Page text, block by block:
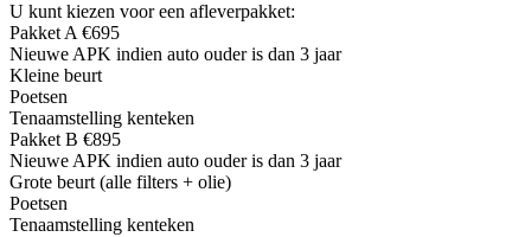
U kunt kiezen voor een afleverpakket:
Pakket A €695
Nieuwe APK indien auto ouder is dan 3 jaar
Kleine beurt
Poetsen
Tenaamstelling kenteken
Pakket B €895
Nieuwe APK indien auto ouder is dan 3 jaar
Grote beurt (alle filters + olie)
Poetsen
Tenaamstelling kenteken